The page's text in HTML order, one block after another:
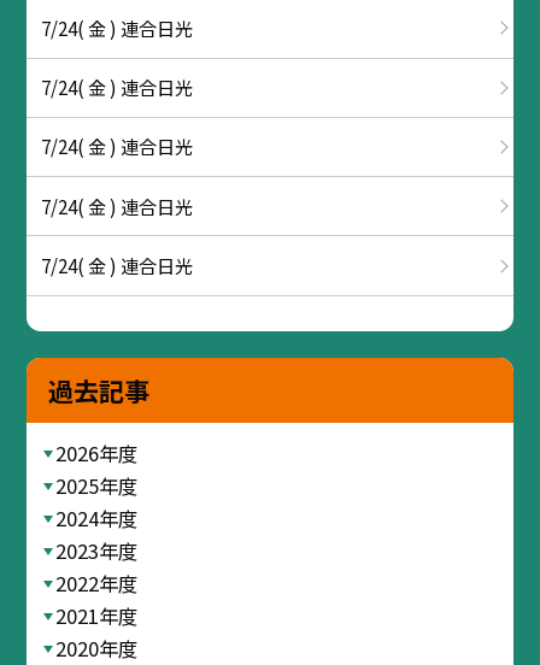
7/24( 金 ) 連合日光
7/24( 金 ) 連合日光
7/24( 金 ) 連合日光
7/24( 金 ) 連合日光
7/24( 金 ) 連合日光
過去記事
2026年度
2025年度
2024年度
2023年度
2022年度
2021年度
2020年度